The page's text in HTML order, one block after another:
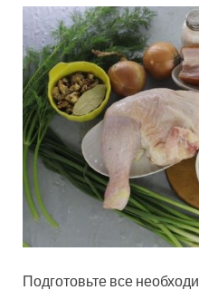
Подготовьте все